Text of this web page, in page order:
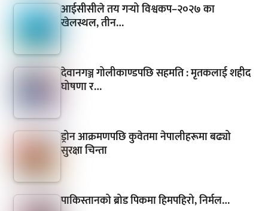
आईसीसीले तय गर्‍यो विश्वकप–२०२७ का
खेलस्थल, तीन…
देवानगञ्ज गोलीकाण्डपछि सहमति : मृतकलाई शहीद
घोषणा र…
ड्रोन आक्रमणपछि कुवेतमा नेपालीहरूमा बढ्यो
सुरक्षा चिन्ता
पाकिस्तानको ब्रोड पिकमा हिमपहिरो, निर्मल…